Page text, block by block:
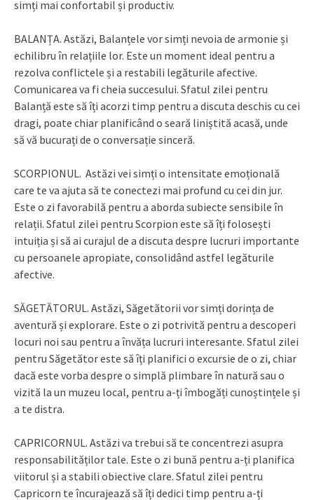
simți mai confortabil și productiv.
BALANȚA. Astăzi, Balanțele vor simți nevoia de armonie și
echilibru în relațiile lor. Este un moment ideal pentru a
rezolva conflictele și a restabili legăturile afective.
Comunicarea va fi cheia succesului. Sfatul zilei pentru
Balanță este să îți acorzi timp pentru a discuta deschis cu cei
dragi, poate chiar planificând o seară liniștită acasă, unde
să vă bucurați de o conversație sinceră.
SCORPIONUL. Astăzi vei simți o intensitate emoțională
care te va ajuta să te conectezi mai profund cu cei din jur.
Este o zi favorabilă pentru a aborda subiecte sensibile în
relații. Sfatul zilei pentru Scorpion este să îți folosești
intuiția și să ai curajul de a discuta despre lucruri importante
cu persoanele apropiate, consolidând astfel legăturile
afective.
SĂGETĂTORUL. Astăzi, Săgetătorii vor simți dorința de
aventură și explorare. Este o zi potrivită pentru a descoperi
locuri noi sau pentru a învăța lucruri interesante. Sfatul zilei
pentru Săgetător este să îți planifici o excursie de o zi, chiar
dacă este vorba despre o simplă plimbare în natură sau o
vizită la un muzeu local, pentru a-ți îmbogăți cunoștințele și
a te distra.
CAPRICORNUL. Astăzi va trebui să te concentrezi asupra
responsabilităților tale. Este o zi bună pentru a-ți planifica
viitorul și a stabili obiective clare. Sfatul zilei pentru
Capricorn te încurajează să îți dedici timp pentru a-ți